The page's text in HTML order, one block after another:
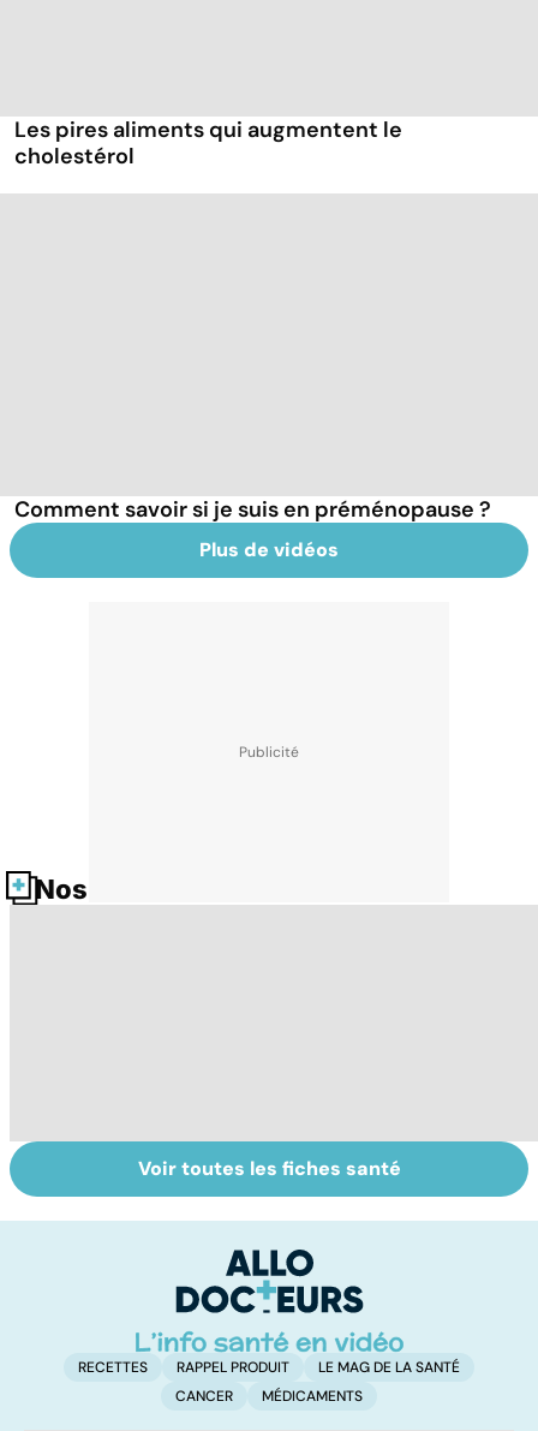
Les pires aliments qui augmentent le
cholestérol
Comment savoir si je suis en préménopause ?
Plus de vidéos
Nos fiches santé
Conjonctivite,
kératite, uvéite :
Presbytie :
pourquoi choisir
opérer ?
Voir toutes les fiches santé
RECETTES RAPPEL PRODUIT
LE MAG DE LA SANTÉ
CANCER
MÉDICAMENTS